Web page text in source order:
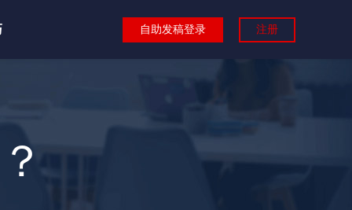
自助发稿登录 注册